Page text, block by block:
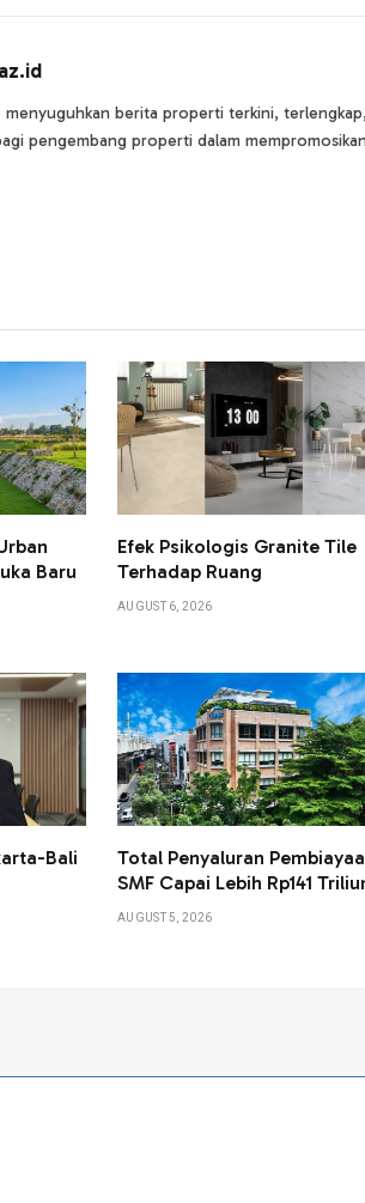
menyuguhkan berita properti terkini,
pengembang properti dalam
Baru
Efek Psikologis Granite Tile
Terhadap Ruang
AUGUST 6, 2026
Bali
Total Penyaluran
SMF Capai Lebih Rp141
AUGUST 5, 2026